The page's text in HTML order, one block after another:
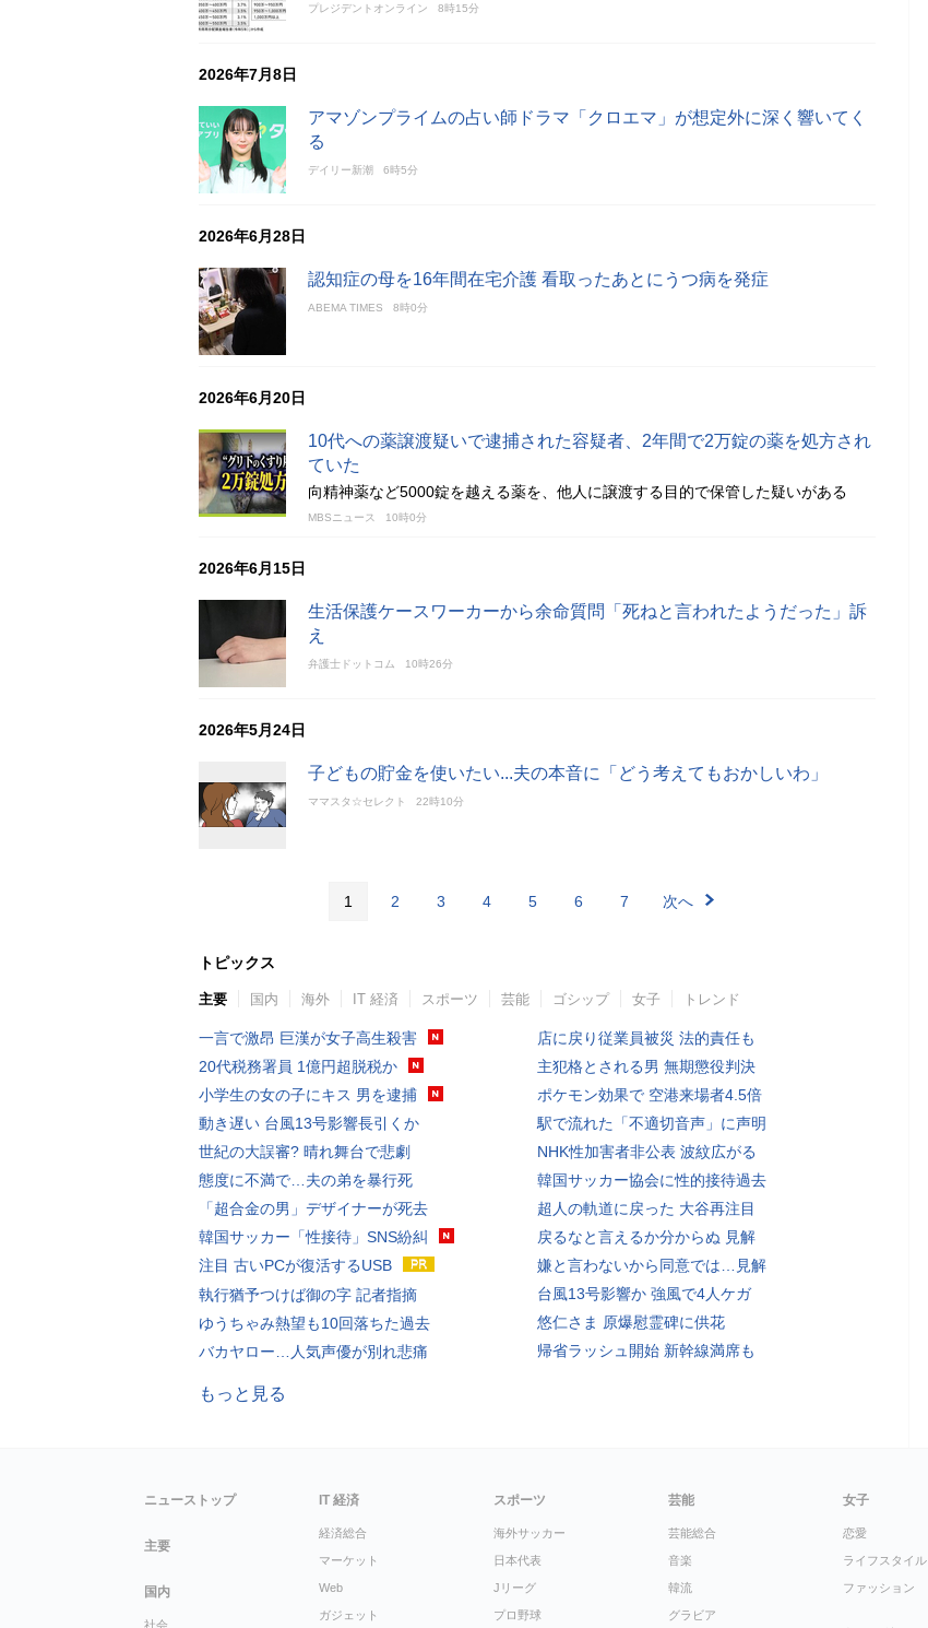
プレジデントオンライン 8時15分
2026年7月8日
アマゾンプライムの占い師ドラマ「クロエマ」が想定外に深く響いてく
る
デイリー新潮 6時5分
2026年6月28日
認知症の母を16年間在宅介護 看取ったあとにうつ病を発症
ABEMA TIMES 8時0分
2026年6月20日
10代への薬譲渡疑いで逮捕された容疑者、2年間で2万錠の薬を処方され
ていた
向精神薬など5000錠を越える薬を、他人に譲渡する目的で保管した疑いがある
MBSニュース 10時0分
2026年6月15日
生活保護ケースワーカーから余命質問「死ねと言われたようだった」訴
え
弁護士ドットコム 10時26分
2026年5月24日
子どもの貯金を使いたい...夫の本音に「どう考えてもおかしいわ」
ママスタ☆セレクト 22時10分
1 2 3 4 5 6 7 次へ
トピックス
主要 国内 海外 IT 経済 スポーツ 芸能 ゴシップ 女子 トレンド
一言で激昂 巨漢が女子高生殺害
20代税務署員 1億円超脱税か
小学生の女の子にキス 男を逮捕
動き遅い 台風13号影響長引くか
世紀の大誤審? 晴れ舞台で悲劇
態度に不満で…夫の弟を暴行死
「超合金の男」デザイナーが死去
韓国サッカー「性接待」SNS紛糾
注目 古いPCが復活するUSB
執行猶予つけば御の字 記者指摘
ゆうちゃみ熱望も10回落ちた過去
バカヤロー…人気声優が別れ悲痛
店に戻り従業員被災 法的責任も
主犯格とされる男 無期懲役判決
ポケモン効果で 空港来場者4.5倍
駅で流れた「不適切音声」に声明
NHK性加害者非公表 波紋広がる
韓国サッカー協会に性的接待過去
超人の軌道に戻った 大谷再注目
戻るなと言えるか分からぬ 見解
嫌と言わないから同意では…見解
台風13号影響か 強風で4人ケガ
悠仁さま 原爆慰霊碑に供花
帰省ラッシュ開始 新幹線満席も
もっと見る
ニューストップ
主要
国内
社会
IT 経済
経済総合
マーケット
Web
ガジェット
スポーツ
海外サッカー
日本代表
Jリーグ
プロ野球
芸能
芸能総合
音楽
韓流
グラビア
女子
恋愛
ライフスタイル
ファッション